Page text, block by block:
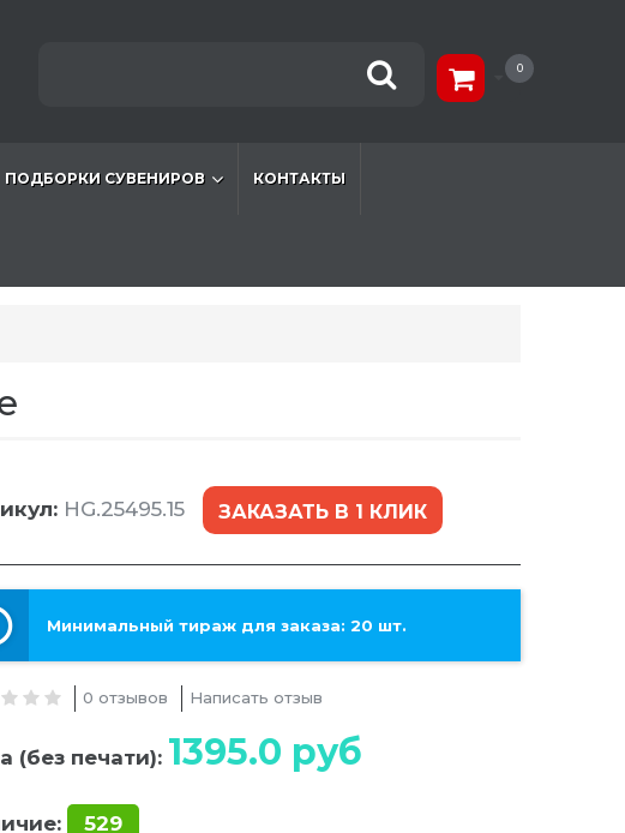
0
ПОДБОРКИ СУВЕНИРОВ КОНТАКТЫ
HG.25495.15 ЗАКАЗАТЬ В 1 КЛИК
Минимальный тираж для заказа: 20 шт.
0 отзывов Написать отзыв
(без печати): 1395.0 руб
529